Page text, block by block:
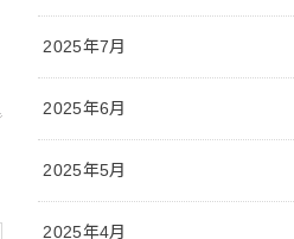
2025年7月
2025年6月
2025年5月
2025年4月